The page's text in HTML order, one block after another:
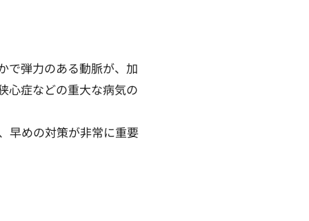
で弾力のある動脈が、加
心症などの重大な病気の
早めの対策が非常に重要